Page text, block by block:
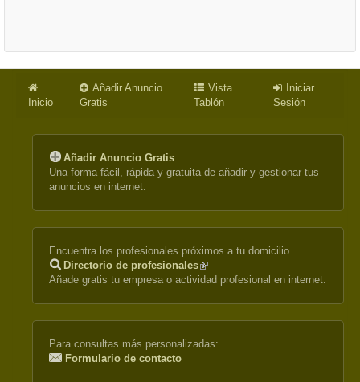
Inicio
Añadir Anuncio
Gratis
Vista
Tablón
Iniciar
Sesión
Añadir Anuncio Gratis
Una forma fácil, rápida y gratuita de añadir y gestionar tus
anuncios en internet.
Encuentra los profesionales próximos a tu domicilio.
Directorio de profesionales(link
is
Añade gratis tu empresa o actividad profesional en internet.
Para consultas más personalizadas:
Formulario de contacto